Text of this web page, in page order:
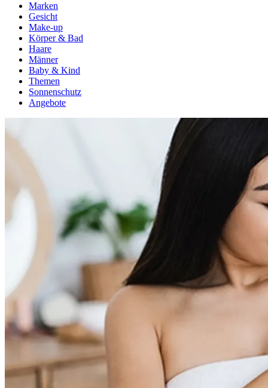
Marken
Gesicht
Make-up
Körper & Bad
Haare
Männer
Baby & Kind
Themen
Sonnenschutz
Angebote